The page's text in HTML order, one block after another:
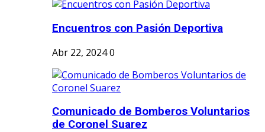
Encuentros con Pasión Deportiva
Abr 22, 20240
Comunicado de Bomberos Voluntarios
de Coronel Suarez